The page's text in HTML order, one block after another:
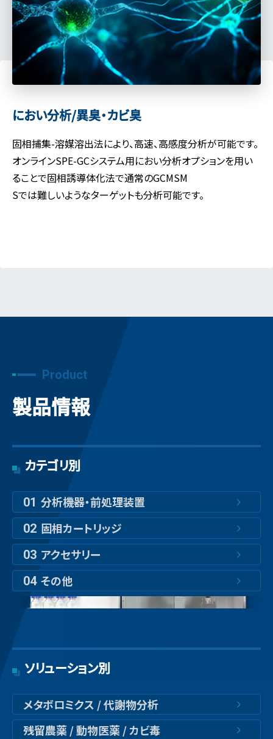
におい分析/異臭・カビ臭
固相捕集-溶媒溶出法により、高速、高感度分析が可能です。
オンラインSPE-GCシステム用におい分析オプションを用い
ることで固相誘導体化法で通常のGCMSM
Sでは難しいようなターゲットも分析可能です。
Product
製品情報
カテゴリ別
01 分析機器・前処理装置
02 固相カートリッジ
03 アクセサリー
04 その他
ソリューション別
メタボロミクス / 代謝物分析
残留農薬 / 動物医薬 / カビ毒